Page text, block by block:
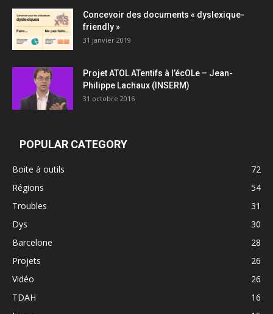
Concevoir des documents « dyslexique-
friendly »
31 janvier 2019
Projet ATOL ATentifs à l’écOLe – Jean-
Philippe Lachaux (INSERM)
31 octobre 2016
POPULAR CATEGORY
Boite à outils
72
Régions
54
Troubles
31
Dys
30
Barcelone
28
Projets
26
Vidéo
26
TDAH
16